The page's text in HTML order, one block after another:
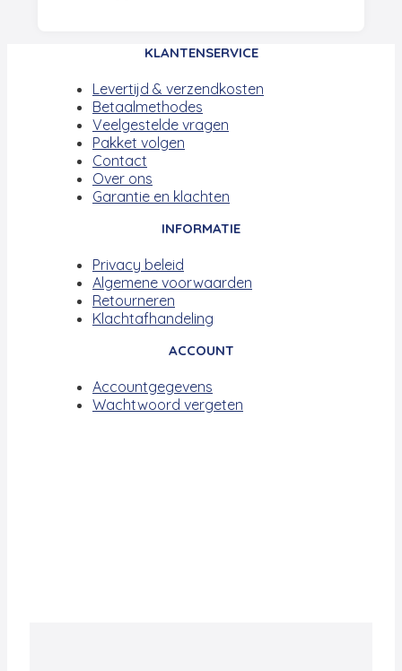
KLANTENSERVICE
Levertijd & verzendkosten
Betaalmethodes
Veelgestelde vragen
Pakket volgen
Contact
Over ons
Garantie en klachten
INFORMATIE
Privacy beleid
Algemene voorwaarden
Retourneren
Klachtafhandeling
ACCOUNT
Accountgegevens
Wachtwoord vergeten